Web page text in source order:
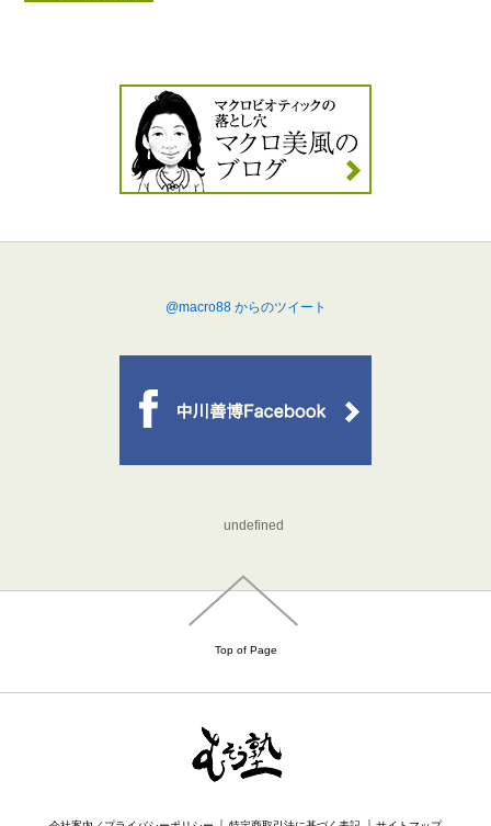
@macro88 からのツイート
undefined
Top of Page